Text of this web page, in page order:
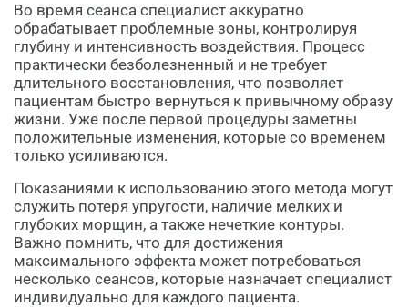
Во время сеанса специалист аккуратно
обрабатывает проблемные зоны, контролируя
глубину и интенсивность воздействия. Процесс
практически безболезненный и не требует
длительного восстановления, что позволяет
пациентам быстро вернуться к привычному образу
жизни. Уже после первой процедуры заметны
положительные изменения, которые со временем
только усиливаются.
Показаниями к использованию этого метода могут
служить потеря упругости, наличие мелких и
глубоких морщин, а также нечеткие контуры.
Важно помнить, что для достижения
максимального эффекта может потребоваться
несколько сеансов, которые назначает специалист
индивидуально для каждого пациента.